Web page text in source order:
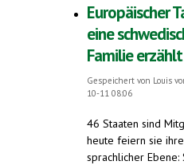
Europäischer
eine
Familie erzählt
Gespeichert von Louis
10-11 08:06
46 Staaten sind
heute feiern sie
sprachlicher